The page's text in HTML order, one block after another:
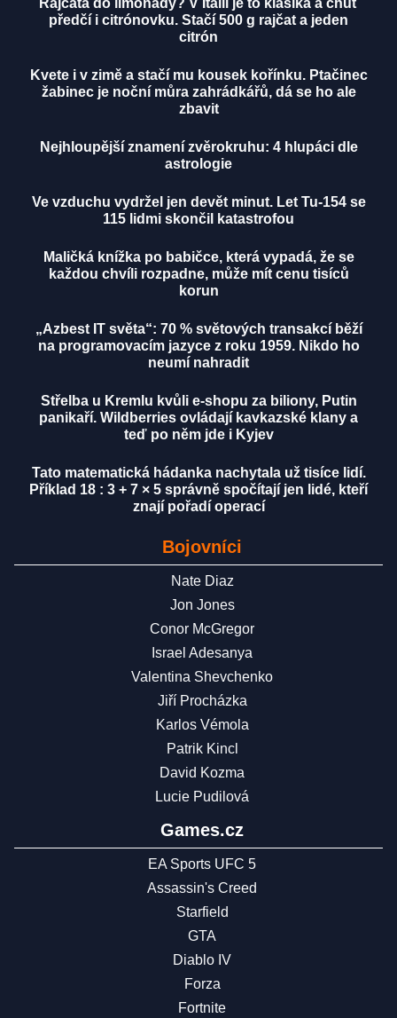
Rajčata do limonády? V Itálii je to klasika a chuť
předčí i citrónovku. Stačí 500 g rajčat a jeden
citrón
Kvete i v zimě a stačí mu kousek kořínku. Ptačinec
žabinec je noční můra zahrádkářů, dá se ho ale
zbavit
Nejhloupější znamení zvěrokruhu: 4 hlupáci dle
astrologie
Ve vzduchu vydržel jen devět minut. Let Tu-154 se
115 lidmi skončil katastrofou
Maličká knížka po babičce, která vypadá, že se
každou chvíli rozpadne, může mít cenu tisíců
korun
„Azbest IT světa“: 70 % světových transakcí běží
na programovacím jazyce z roku 1959. Nikdo ho
neumí nahradit
Střelba u Kremlu kvůli e-shopu za biliony, Putin
panikaří. Wildberries ovládají kavkazské klany a
teď po něm jde i Kyjev
Tato matematická hádanka nachytala už tisíce lidí.
Příklad 18 : 3 + 7 × 5 správně spočítají jen lidé, kteří
znají pořadí operací
Bojovníci
Nate Diaz
Jon Jones
Conor McGregor
Israel Adesanya
Valentina Shevchenko
Jiří Procházka
Karlos Vémola
Patrik Kincl
David Kozma
Lucie Pudilová
Games.cz
EA Sports UFC 5
Assassin's Creed
Starfield
GTA
Diablo IV
Forza
Fortnite